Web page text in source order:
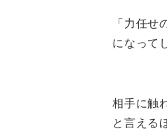
「力任せ
になって
相手に触
と言える